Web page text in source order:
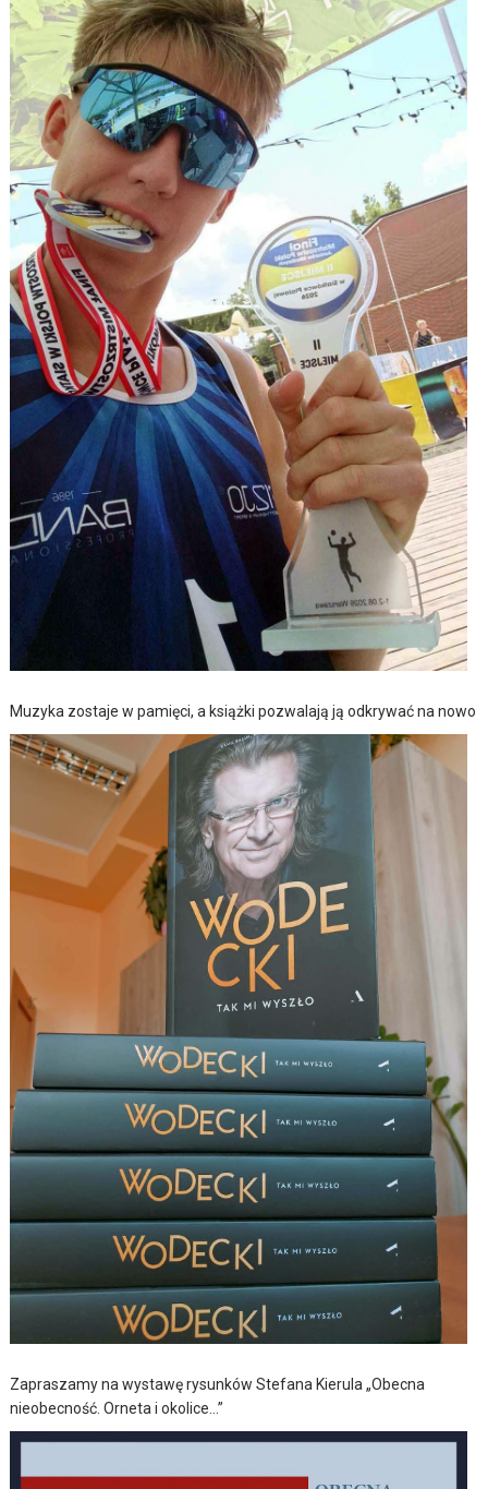
Muzyka zostaje w pamięci, a książki pozwalają ją odkrywać na nowo
Zapraszamy na wystawę rysunków Stefana Kierula „Obecna
nieobecność. Orneta i okolice…”